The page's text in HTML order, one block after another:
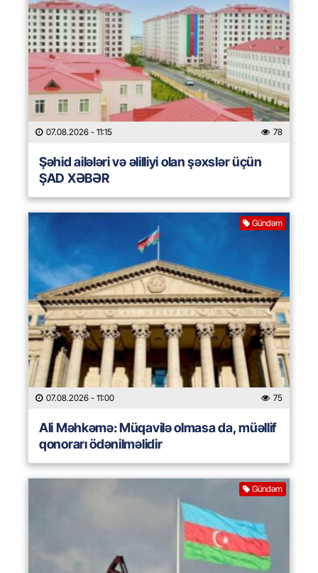
07.08.2026 - 11:15 78
Şəhid ailələri və əlilliyi olan şəxslər üçün
ŞAD XƏBƏR
Gündəm
07.08.2026 - 11:00 75
Ali Məhkəmə: Müqavilə olmasa da, müəllif
qonorarı ödənilməlidir
Gündəm